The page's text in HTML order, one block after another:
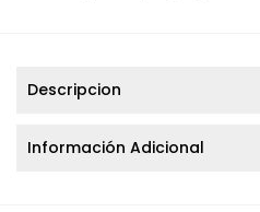
Descripcion
Información Adicional